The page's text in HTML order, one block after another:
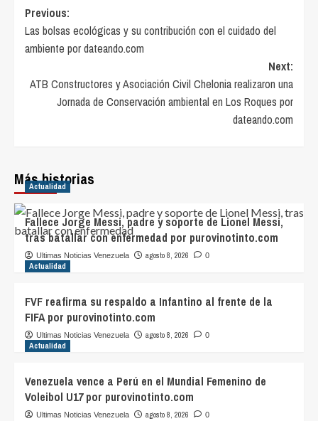
Post
navigation
Previous:
Las bolsas ecológicas y su contribución con el cuidado del
ambiente por dateando.com
Next:
ATB Constructores y Asociación Civil Chelonia realizaron una
Jornada de Conservación ambiental en Los Roques por
dateando.com
Más historias
Actualidad
Fallece Jorge Messi, padre y soporte de Lionel Messi,
tras batallar con enfermedad por purovinotinto.com
Ultimas Noticias Venezuela agosto 8, 2026 0
Actualidad
FVF reafirma su respaldo a Infantino al frente de la
FIFA por purovinotinto.com
Ultimas Noticias Venezuela agosto 8, 2026 0
Actualidad
Venezuela vence a Perú en el Mundial Femenino de
Voleibol U17 por purovinotinto.com
Ultimas Noticias Venezuela agosto 8, 2026 0